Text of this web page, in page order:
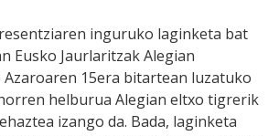
inguruko laginketa bat
Eusko Jaurlaritzak Alegian
Azaroaren 15era bitartean luzatuko
helburua Alegian eltxo tigrerik
izango da. Bada, laginketa